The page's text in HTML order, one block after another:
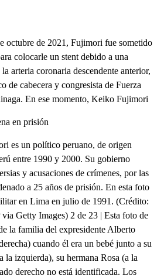
octubre de 2021, Fujimori fue sometido
colocarle un stent debido a una
arteria coronaria descendente anterior,
de cabecera y congresista de Fuerza
En ese momento, Keiko Fujimori
en prisión
su gobierno. En esta foto de 1997 aparece el presidente de Perú saludando en Nueva York. (Crédito: JON LEVY/AFP via Getty Images) 10 de 23 | Pero grupos de derechos humanos y miles víctimas aseguraron que durante su presidencia Fujimori llevó a cabo una campaña de esterilización que fue parte de un programa de control de la natalidad en la década de 1990 en zonas rurales del país. En esta foto del año 2000, manifestantes protestan contra Fujimori frente al Palacio de Justicia de Lima, cuando Fujimori se posesionaba para un tercer mandato. (Crédito: FIDEL CARRILLO / AFP) (Photo by FIDEL CARRILLO/AFP via Getty Images) 11 de 23 | El fin de su régimen empezó cuando estalló un escándalo de corrupción que sacudió a su gobierno, con su jefe de inteligencia, Vladimiro Montesinos, en el centro del escándalo con los llamados ‘vladivideos’, una colección de videos caseros elaborados por su asesor que hicieron caer a Fujimori tras una década en el poder. (Crédito: Newsmakers) 12 de 23 | Vladimiro Montesinos, exjefe de inteligencia de Fujimori, cumple una condena de cárcel de 20 años por delitos de corrupción y violación de derechos humanos, además por su participación en un intercambio ilegal de armas con rebeldes colombianos y otra de 15 años por cargos de corrupción. (Crédito: EITAN ABRAMOVICH/AFP via Getty Images) 13 de 23 | Fujimori negó cualquier delito o mala actuación, y en el año 2000, luego de asistir a una cumbre de la OPEP, llegó a Japón alegando ciudadanía japonesa como hijo de inmigrantes japoneses. Esto con el fin de evitar la extradición. El 13 de noviembre de 2000 Fujimori renunció a la presidencia vía fax desde Japón. En esta foto Fujimori habla con periodistas desde Tokio el 21 de noviembre. (Crédito: TOSHIFUMI KITAMURA/AFP via Getty Images) 14 de 23 | El Congreso de Perú no aceptó su renuncia y el 21 de noviembre de 2000 lo declaró “incapazmente moral” y lo destituyó del cargo. En esta foto aparece un grafiti en Lima repudiando a Fujimori y a Montesinos. (Crédito: FIDEL CARRILLO/AFP via Getty Images) 15 de 23 | En 2005, Fujimori llega a Chile cuando se preparaba para un regreso político. Fue arrestado en el país vecino y años después extraditado a Perú para enfrentar cargos de violaciones a derechos humanos. También enfrentó cargos de corrupción, soborno y abuso de poder. En esta foto Fujimori, acompañado por funcionarios chilenos, sale del instituto policial de Santiago donde estaba detenido tras ser informado de su pedido de extradición por la justicia peruana. (Crédito: LUIS HIDALGO / AFP a través de Getty Images) 16 de 23 | En 2007 se lanza sin éxito al Senado de Japón para evitar su extradición. No logra un escaño en el senado japonés. Ese año, llegó extraditado a Perú y fue condenado a seis años de prisión. Dos años después, en 2009, enfrentó otro juicio y recibió otros 25 años de prisión por violación a derechos humanos, incluyendo secuestro. (Crédito: STR/AFP via Getty Images) 17 de 23 | “Soy inocente y no acepto esta sentencia, no acepto esta acusación”. Fujimori constantemente ha dicho que hizo lo que el país necesitaba. En esta foto aparece el expresidente en diciembre de 2007 al inicio de su juicio ante la justicia de Perú. (Crédito: FRANCISCO MEDINA TAGLE/AFP via Getty Images) 18 de 23 | En 2017 el entonces presidente de Perú Pedro Pablo Kuczynsky le concedió un inesperado indulto humanitario en la víspera de Navidad. La decisión produjo controversia en el país y dividió aún más a la opinión pública. “Soy consciente de que los resultados durante mi Gobierno de una parte fueron bien recibidos, pero reconozco por otro lado que he defraudado también a otros compatriotas. A ellos les pido perdón de todo corazón”, dijo Fujimori desde la cama del hospital ese año. 19 de 23 | Alberto Fujimori saluda a sus seguidores mientras sale de la Clínica Centenario de Lima el 4 de enero de 2018 tras doce días hospitalizado. Días antes había recibido el perdón humanitario del presidente PPK. (Crédito: LUKA GONZALES/AFP via Getty Images) 20 de 23 | El indulto humanitario de Fujimori generó protestas en Perú. (Crédito: CRIS BOURONCLE/AFP via Getty Images) 21 de 23 | La decisión del presidente Kuczynski fue rechazada por muchos en Perú, llamándolo “traidor” y pidiendo que Fujimori cumpliera su condena, como muestra esta foto tomada en Lima, Perú, el 30 de enero de 2018. (Crédito: CRIS BOURONCLE/AFP via Getty Images) 22 de 23 | Un año después de su indulto, en enero de 2019 le fue anulado el indulto humanitario a Fujimori y reingresó al establecimiento penitenciario de Barbadillo, ubicado al interior de la Dirección de Operacio